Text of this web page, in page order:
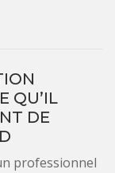
QU’IL
DE
professionnel